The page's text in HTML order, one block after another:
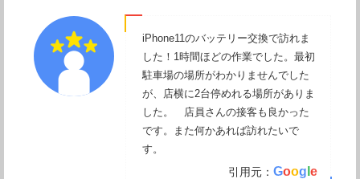
iPhone11のバッテリー交換で訪れま
した！1時間ほどの作業でした。最初
駐車場の場所がわかりませんでした
が、店横に2台停めれる場所がありま
した。 店員さんの接客も良かった
です。また何かあれば訪れたいで
す。
引用元： Goog e